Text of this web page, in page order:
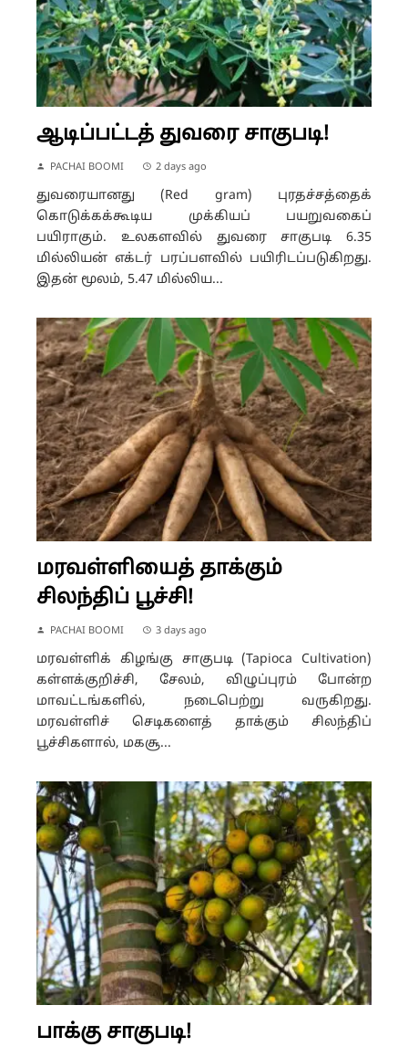
ஆடிப்பட்டத் துவரை சாகுபடி!
PACHAI BOOMI 2 days ago
துவரையானது (Red gram) புரதச்சத்தைக்
கொடுக்கக்கூடிய முக்கியப் பயறுவகைப்
பயிராகும். உலகளவில் துவரை சாகுபடி 6.35
மில்லியன் எக்டர் பரப்பளவில் பயிரிடப்படுகிறது.
இதன் மூலம், 5.47 மில்லிய...
மரவள்ளியைத் தாக்கும்
சிலந்திப் பூச்சி!
PACHAI BOOMI 3 days ago
மரவள்ளிக் கிழங்கு சாகுபடி (Tapioca Cultivation)
கள்ளக்குறிச்சி, சேலம், விழுப்புரம் போன்ற
மாவட்டங்களில், நடைபெற்று வருகிறது.
மரவள்ளிச் செடிகளைத் தாக்கும் சிலந்திப்
பூச்சிகளால், மகசூ...
பாக்கு சாகுபடி!